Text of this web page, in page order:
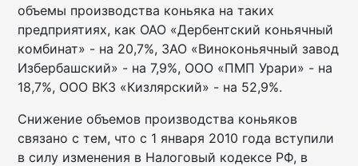
объемы производства коньяка на таких
предприятиях, как ОАО «Дербентский коньячный
комбинат» - на 20,7%, ЗАО «Виноконьячный завод
Избербашский» - на 7,9%, ООО «ПМП Урари» - на
18,7%, ООО ВКЗ «Кизлярский» - на 52,9%.
Снижение объемов производства коньяков
связано с тем, что с 1 января 2010 года вступили
в силу изменения в Налоговый кодексе РФ, в